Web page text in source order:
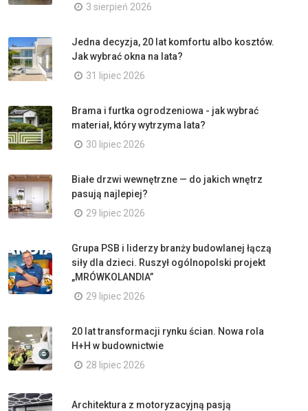
3 sierpień 2026
Jedna decyzja, 20 lat komfortu albo kosztów.
Jak wybrać okna na lata?
31 lipiec 2026
Brama i furtka ogrodzeniowa - jak wybrać
materiał, który wytrzyma lata?
30 lipiec 2026
Białe drzwi wewnętrzne — do jakich wnętrz
pasują najlepiej?
29 lipiec 2026
Grupa PSB i liderzy branży budowlanej łączą
siły dla dzieci. Ruszył ogólnopolski projekt
„MRÓWKOLANDIA”
29 lipiec 2026
20 lat transformacji rynku ścian. Nowa rola
H+H w budownictwie
28 lipiec 2026
Architektura z motoryzacyjną pasją